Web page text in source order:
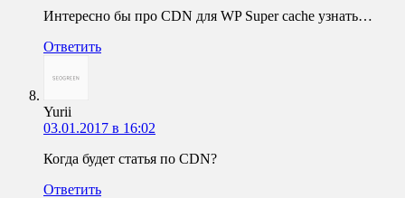
Интересно бы про CDN для WP Super cache узнать…
Ответить
Yurii
03.01.2017 в 16:02
Когда будет статья по CDN?
Ответить